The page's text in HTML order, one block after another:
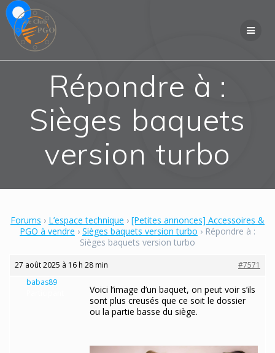
Répondre à :
Sièges baquets
version turbo
Forums › L’espace technique › [Petites annonces] Accessoires &
PGO à vendre › Sièges baquets version turbo › Répondre à :
Sièges baquets version turbo
27 août 2025 à 16 h 28 min
#7571
babas89
Voici l’image d’un baquet, on peut voir s’ils
sont plus creusés que ce soit le dossier
ou la partie basse du siège.